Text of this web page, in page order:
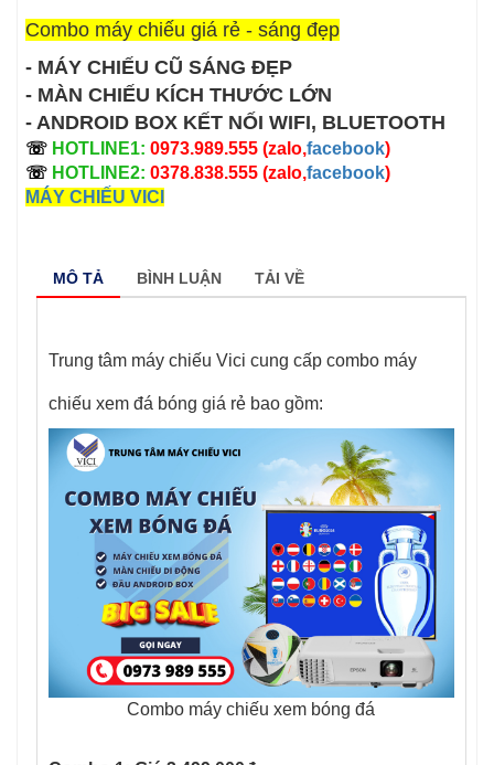
Combo máy chiếu giá rẻ - sáng đẹp
- MÁY CHIẾU CŨ SÁNG ĐẸP
- MÀN CHIẾU KÍCH THƯỚC LỚN
- ANDROID BOX KẾT NỐI WIFI, BLUETOOTH
☏ HOTLINE1: 0973.989.555 (zalo,facebook)
☏ HOTLINE2: 0378.838.555 (zalo,facebook)
MÁY CHIẾU VICI
MÔ TẢ BÌNH LUẬN TẢI VỀ
Trung tâm máy chiếu Vici cung cấp combo máy
chiếu xem đá bóng giá rẻ bao gồm:
Combo máy chiếu xem bóng đá